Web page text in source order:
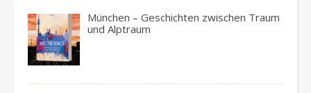
München – Geschichten zwischen Traum
und Alptraum